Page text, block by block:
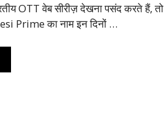
OTT वेब सीरीज़ देखना पसंद करते हैं, तो
Prime का नाम इन दिनों …